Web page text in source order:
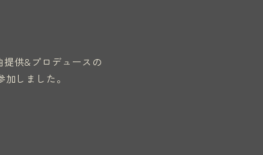
提供&プロデュースの
しました。